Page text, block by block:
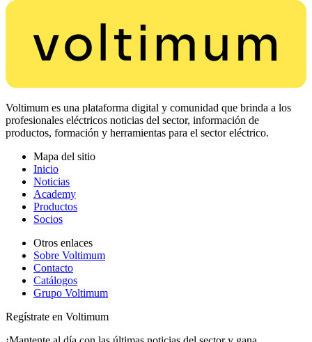
Voltimum es una plataforma digital y comunidad que brinda a los
profesionales eléctricos noticias del sector, información de
productos, formación y herramientas para el sector eléctrico.
Mapa del sitio
Inicio
Noticias
Academy
Productos
Socios
Otros enlaces
Sobre Voltimum
Contacto
Catálogos
Grupo Voltimum
Regístrate en Voltimum